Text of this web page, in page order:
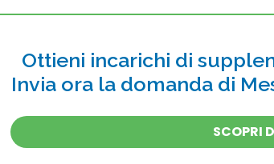
Ottieni incarichi di
Invia ora la domanda di
SCOPRI